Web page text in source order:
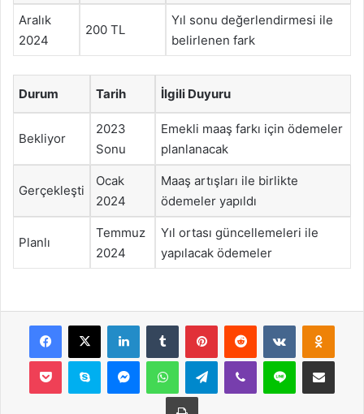
Aralık
2024
200 TL
Yıl sonu değerlendirmesi ile
belirlenen fark
Durum Tarih İlgili Duyuru
Bekliyor
2023
Sonu
Emekli maaş farkı için ödemeler
planlanacak
Gerçekleşti
Ocak
2024
Maaş artışları ile birlikte
ödemeler yapıldı
Planlı
Temmuz
2024
Yıl ortası güncellemeleri ile
yapılacak ödemeler
Facebook
X LinkedInTumblr PinterestReddit VKontakte
Pocket Skype MessengerWhatsAppTelegramViber Line E-Posta ile
Yazdır